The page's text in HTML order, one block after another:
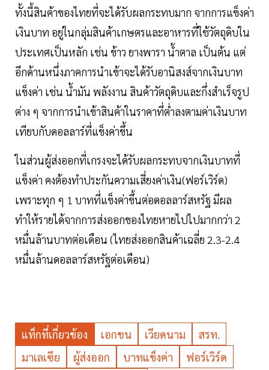
ทั้งนี้สินค้าของไทยที่จะได้รับผลกระทบมาก จากการแข็งค่า
เงินบาท อยู่ในกลุ่มสินค้าเกษตรและอาหารที่ใช้วัตถุดิบใน
ประเทศเป็นหลัก เช่น ข้าว ยางพารา น้ำตาล เป็นต้น แต่
อีกด้านหนึ่งภาคการนำเข้าจะได้รับอานิสงส์จากเงินบาท
แข็งค่า เช่น น้ำมัน พลังงาน สินค้าวัตถุดิบและกึ่งสำเร็จรูป
ต่าง ๆ จากการนำเข้าสินค้าในราคาที่ต่ำลงตามค่าเงินบาท
เทียบกับดอลลาร์ที่แข็งค่าขึ้น
ในส่วนผู้ส่งออกที่เกรงจะได้รับผลกระทบจากเงินบาทที่
แข็งค่า คงต้องทำประกันความเสี่ยงค่าเงิน(ฟอร์เวิร์ด)
เพราะทุก ๆ 1 บาทที่แข็งค่าขึ้นต่อดอลลาร์สหรัฐ มีผล
ทำให้รายได้จากการส่งออกของไทยหายไปไปมากกว่า 2
หมื่นล้านบาทต่อเดือน (ไทยส่งออกสินค้าเฉลี่ย 2.3-2.4
หมื่นล้านดอลลาร์สหรัฐต่อเดือน)
แท็กที่เกี่ยวข้อง เอกชน เวียดนาม
สรท.
มาเลเซีย
ผู้ส่งออก บาทแข็งค่า ฟอร์เวิร์ด